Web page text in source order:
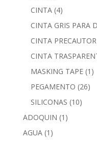
CINTA (4)
CINTA GRIS PARA
CINTA
CINTA
MASKING TAPE (1)
PEGAMENTO (26)
SILICONAS (10)
ADOQUIN (1)
AGUA (1)